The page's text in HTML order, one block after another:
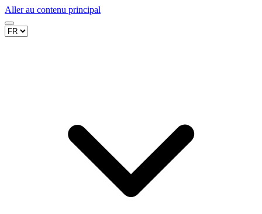
Aller au contenu principal